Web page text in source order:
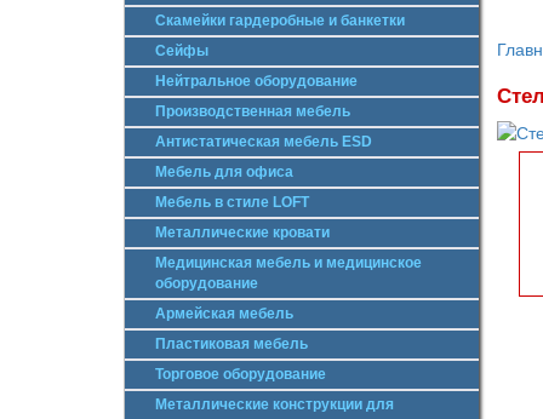
Скамейки гардеробные и банкетки
Сейфы
Нейтральное оборудование
Производственная мебель
Антистатическая мебель ESD
Мебель для офиса
Мебель в стиле LOFT
Металлические кровати
Медицинская мебель и медицинское
оборудование
Армейская мебель
Пластиковая мебель
Торговое оборудование
Металлические конструкции для